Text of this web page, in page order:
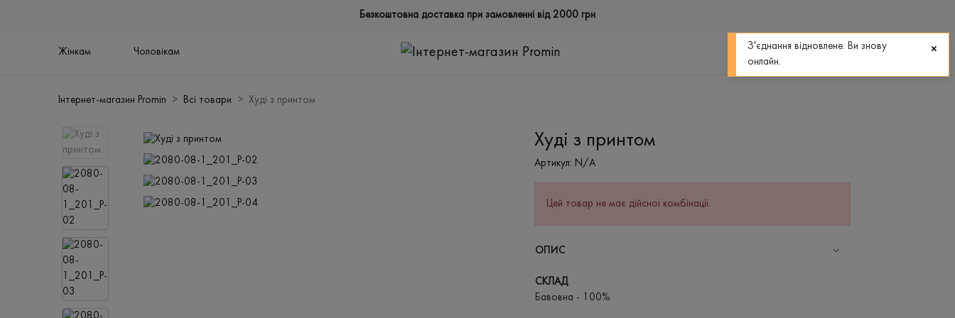
Безкоштовна доставка при замовленні від 2000 грн
Жінкам Чоловікам
0
Інтернет-магазин Promin Всі товари Худі з принтом
Худі з принтом
Артикул: N/A
Цей товар не має дійсної комбінації.
ОПИС
СКЛАД
Бавовна - 100%
З'єднання відновлене. Ви знову
онлайн.